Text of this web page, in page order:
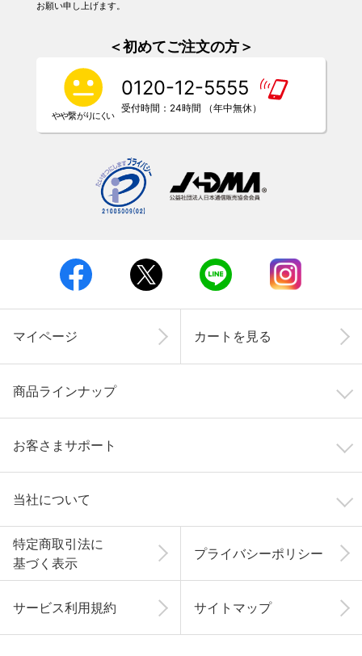
お願い申し上げます。
＜初めてご注文の方＞
0120-12-5555
受付時間：24時間 （年中無休）
マイページ カートを見る
商品ラインナップ
お客さまサポート
当社について
特定商取引法に
基づく表示
プライバシーポリシー
サービス利用規約 サイトマップ